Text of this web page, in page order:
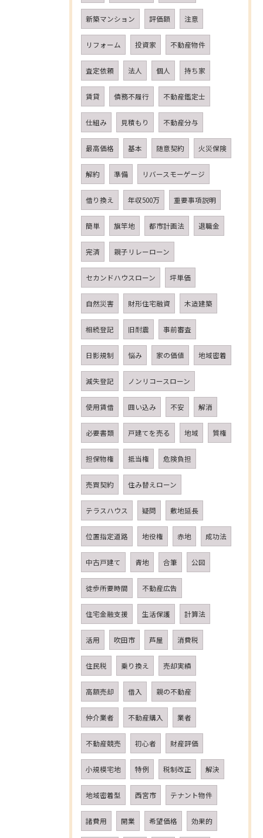
新築マンション 評価額 注意
リフォーム 投資家 不動産物件
査定依頼 法人 個人 持ち家
賃貸 債務不履行 不動産鑑定士
仕組み 見積もり 不動産分与
最高価格 基本 随意契約 火災保険
解約 準備 リバースモーゲージ
借り換え 年収500万 重要事項説明
簡単 旗竿地 都市計画法 退職金
完済 親子リレーローン
セカンドハウスローン 坪単価
自然災害 財形住宅融資 木造建築
相続登記 旧耐震 事前審査
日影規制 悩み 家の価値 地域密着
減失登記 ノンリコースローン
使用賃借 囲い込み 不安 解消
必要書類 戸建てを売る 地域 質権
担保物権 抵当権 危険負担
売買契約 住み替えローン
テラスハウス 疑問 敷地延長
位置指定道路 地役権 赤地 成功法
中古戸建て 青地 合筆 公図
徒歩所要時間 不動産広告
住宅金融支援 生活保護 計算法
活用 吹田市 芦屋 消費税
住民税 乗り換え 売却実績
高額売却 借入 親の不動産
仲介業者 不動産購入 業者
不動産競売 初心者 財産評価
小規模宅地 特例 税制改正 解決
地域密着型 西宮市 テナント物件
諸費用 開業 希望価格 効果的